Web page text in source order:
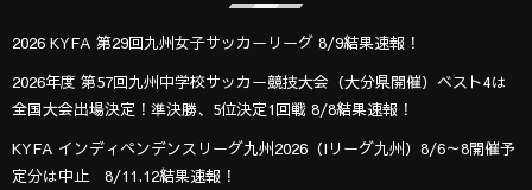
2026 KYFA 第29回九州女子サッカーリーグ 8/9結果速報！
2026年度 第57回九州中学校サッカー競技大会（大分県開催）ベスト4は
全国大会出場決定！準決勝、5位決定1回戦 8/8結果速報！
KYFA インディペンデンスリーグ九州2026（Iリーグ九州）8/6～8開催予
定分は中止 8/11.12結果速報！